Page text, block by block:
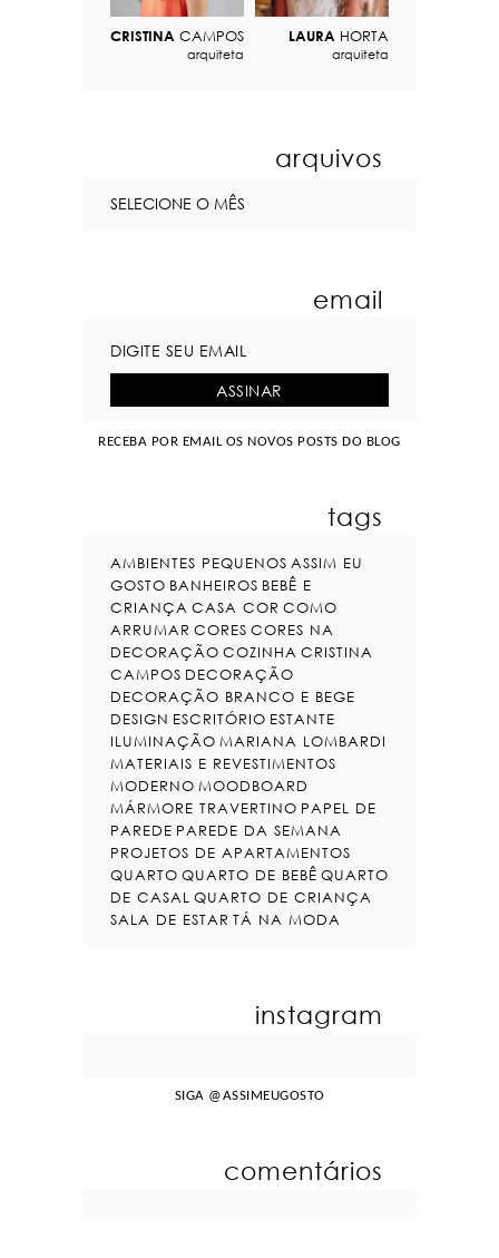
CRISTINA CAMPOS
arquiteta
LAURA HORTA
arquiteta
arquivos
email
RECEBA POR EMAIL OS NOVOS POSTS DO BLOG
tags
AMBIENTES PEQUENOS ASSIM EU
GOSTO BANHEIROS BEBÊ E
CRIANÇA CASA COR COMO
ARRUMAR CORES CORES NA
DECORAÇÃO COZINHA CRISTINA
CAMPOS DECORAÇÃO
DECORAÇÃO BRANCO E BEGE
DESIGN ESCRITÓRIO ESTANTE
ILUMINAÇÃO MARIANA LOMBARDI
MATERIAIS E REVESTIMENTOS
MODERNO MOODBOARD
MÁRMORE TRAVERTINO PAPEL DE
PAREDE PAREDE DA SEMANA
PROJETOS DE APARTAMENTOS
QUARTO QUARTO DE BEBÊ QUARTO
DE CASAL QUARTO DE CRIANÇA
SALA DE ESTAR TÁ NA MODA
instagram
SIGA @ASSIMEUGOSTO
comentários